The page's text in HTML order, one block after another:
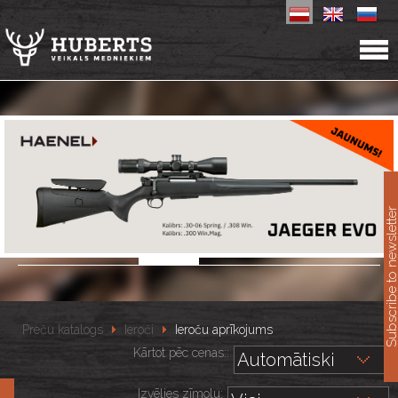
Preču katalogs Ieroči
Ieroču aprīkojums
Kārtot pēc cenas::
Izvēlies zīmolu:
Subscribe